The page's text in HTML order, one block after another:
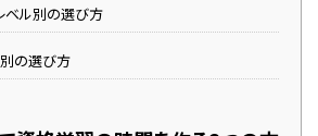
ベル別の選び方
の選び方